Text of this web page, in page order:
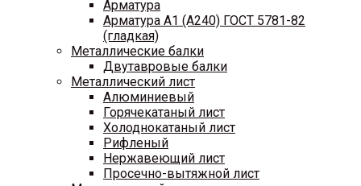
Арматура
Арматура A1 (A240) ГОСТ 5781-82
(гладкая)
Металлические балки
Двутавровые балки
Металлический лист
Алюминиевый
Горячекатаный лист
Холоднокатаный лист
Рифленый
Нержавеющий лист
Просечно-вытяжной лист